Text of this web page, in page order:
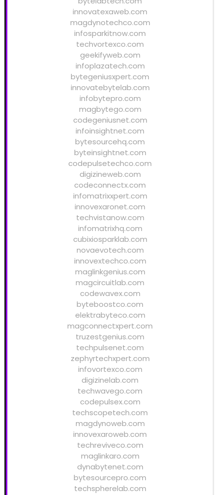
innovatexaweb.com
magdynotechco.com
infosparkitnow.com
techvortexco.com
geekifyweb.com
infoplazatech.com
bytegeniusxpert.com
innovatebytelab.com
infobytepro.com
magbytego.com
codegeniusnet.com
infoinsightnet.com
bytesourcehq.com
byteinsightnet.com
codepulsetechco.com
digizineweb.com
codeconnectx.com
infomatrixxpert.com
innovexaronet.com
techvistanow.com
infomatrixhq.com
cubixiosparklab.com
novaevotech.com
innovextechco.com
maglinkgenius.com
magcircuitlab.com
codewavex.com
byteboostco.com
elektrabyteco.com
magconnectxpert.com
truzestgenius.com
techpulsenet.com
zephyrtechxpert.com
infovortexco.com
digizinelab.com
techwavego.com
codepulsex.com
techscopetech.com
magdynoweb.com
innovexaroweb.com
techreviveco.com
maglinkaro.com
dynabytenet.com
bytesourcepro.com
techspherelab.com